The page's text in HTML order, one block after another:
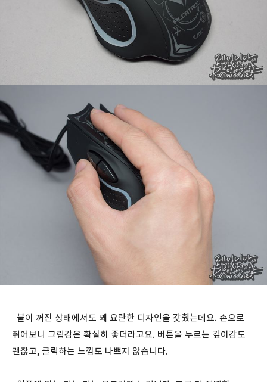
불이 꺼진 상태에서도 꽤 요란한 디자인을 갖췄는데요. 손으로
쥐어보니 그립감은 확실히 좋더라고요. 버튼을 누르는 깊이감도
괜찮고, 클릭하는 느낌도 나쁘지 않습니다.